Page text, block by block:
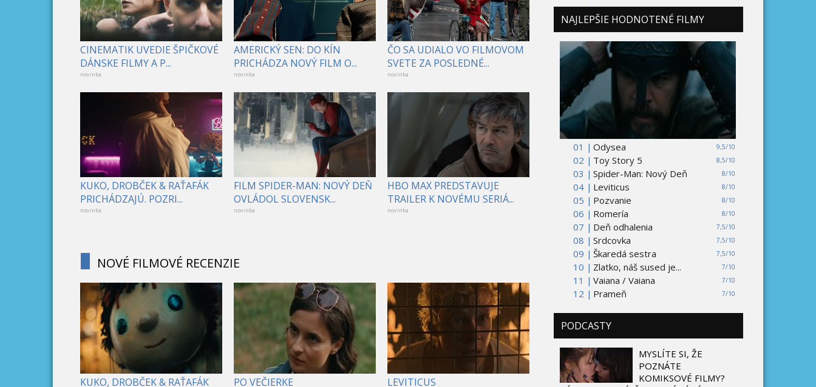
CINEMATIK UVEDIE ŠPIČKOVÉ
DÁNSKE FILMY A P...
novinka
AMERICKÝ SEN: DO KÍN
PRICHÁDZA NOVÝ FILM O...
novinka
ČO SA UDIALO VO FILMOVOM
SVETE ZA POSLEDNÉ...
novinka
KUKO, DROBČEK & RAŤAFÁK
PRICHÁDZAJÚ. POZRI...
novinka
FILM SPIDER-MAN: NOVÝ DEŇ
OVLÁDOL SLOVENSK...
novinka
HBO MAX PREDSTAVUJE
TRAILER K NOVÉMU SERIÁ...
novinka
NOVÉ FILMOVÉ RECENZIE
KUKO, DROBČEK & RAŤAFÁK PO VEČIERKE LEVITICUS
NAJLEPŠIE HODNOTENÉ FILMY
01 | 9,5/10
Odysea
02 |
8,5/10
Toy Story 5
03 |
8/10
Spider-Man: Nový Deň
04 |
8/10
Leviticus
05 |
8/10
Pozvanie
06 |
8/10
Romería
07 |
7,5/10
Deň odhalenia
08 |
7,5/10
Srdcovka
09 |
7,5/10
Škaredá sestra
10 |
7/10
Zlatko, náš sused je...
11 |
7/10
Vaiana / Vaiana
12 |
7/10
Prameň
PODCASTY
MYSLÍTE SI, ŽE
POZNÁTE
KOMIKSOVÉ FILMY?